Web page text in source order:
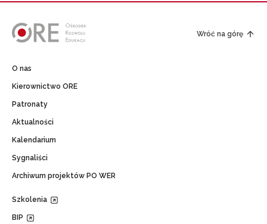
Wróć na górę
O nas
Kierownictwo ORE
Patronaty
Aktualności
Kalendarium
Sygnaliści
Archiwum projektów PO WER
Szkolenia
BIP